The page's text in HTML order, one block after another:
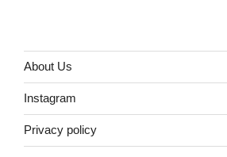
About Us
Instagram
Privacy policy